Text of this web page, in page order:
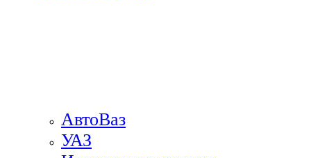
АвтоВаз
УАЗ